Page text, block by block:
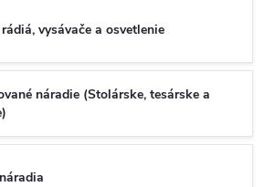
vysávače a osvetlenie
náradie (Stolárske, tesárske a